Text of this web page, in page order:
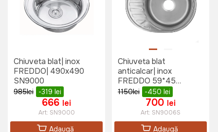
Chiuveta blat| inox
FREDDO| 490x490
SN9000
985lei -319 lei
666 lei
Art: SN9000
Adaugă
Chiuveta blat
anticalcar| inox
FREDDO 59*45
SN9006S
1150lei -450 lei
700 lei
Art: SN9006S
Adaugă